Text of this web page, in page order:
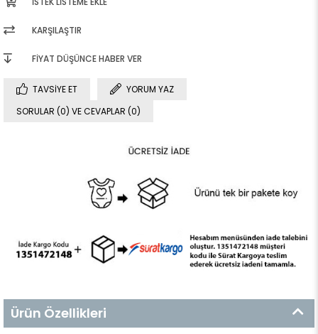
KARŞILAŞTIR
FIYAT DÜŞÜNCE HABER VER
TAVSIYE ET
YORUM YAZ
SORULAR (0) VE CEVAPLAR (0)
Ürün Özellikleri